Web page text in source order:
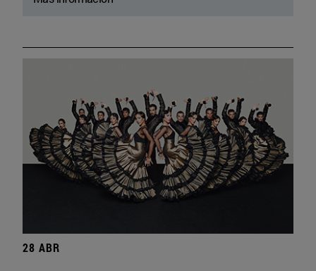
28 ABR